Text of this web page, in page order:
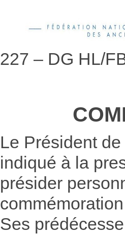
227 – DG HL/
Le Président
indiqué à la
présider
Ses